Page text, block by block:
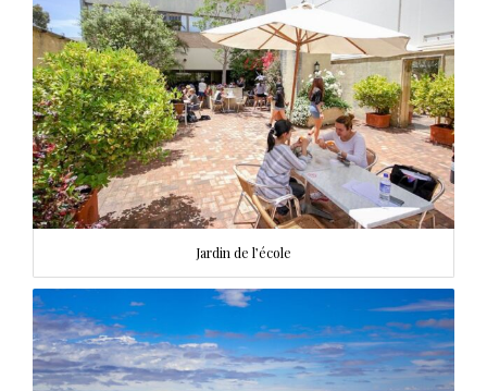
Jardin de l’école